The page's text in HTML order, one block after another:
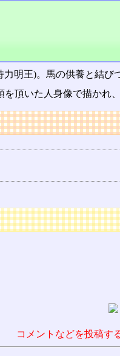
明王)。馬の供養と結び
頂いた人身像で描かれ
コメントなどを投稿す